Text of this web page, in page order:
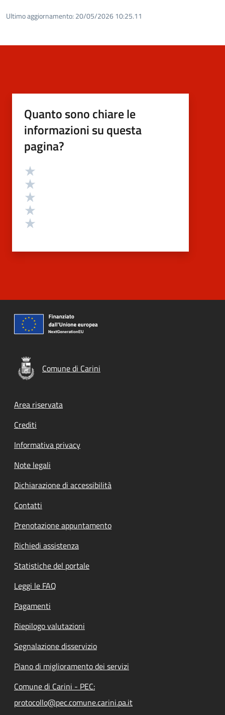
Ultimo aggiornamento: 20/05/2026 10:25.11
Quanto sono chiare le
informazioni su questa
pagina?
Valutazione
Comune di Carini
Footer menu
Area riservata
Crediti
Informativa privacy
Note legali
Dichiarazione di accessibilità
Contatti
Prenotazione appuntamento
Richiedi assistenza
Statistiche del portale
Leggi le FAQ
Pagamenti
Riepilogo valutazioni
Segnalazione disservizio
Piano di miglioramento dei servizi
Comune di Carini - PEC:
protocollo@pec.comune.carini.pa.it